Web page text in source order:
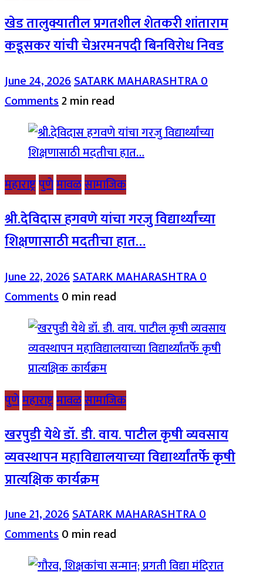
खेड तालुक्यातील प्रगतशील शेतकरी शांताराम
कडूसकर यांची चेअरमनपदी बिनविरोध निवड
June 24, 2026SATARK MAHARASHTRA0
Comments2 min read
महाराष्ट्रपुणेमावळसामाजिक
श्री.देविदास हगवणे यांचा गरजु विद्यार्थ्यांच्या
शिक्षणासाठी मदतीचा हात…
June 22, 2026SATARK MAHARASHTRA0
Comments0 min read
पुणेमहाराष्ट्रमावळसामाजिक
खरपुडी येथे डॉ. डी. वाय. पाटील कृषी व्यवसाय
व्यवस्थापन महाविद्यालयाच्या विद्यार्थ्यांतर्फे कृषी
प्रात्यक्षिक कार्यक्रम
June 21, 2026SATARK MAHARASHTRA0
Comments0 min read